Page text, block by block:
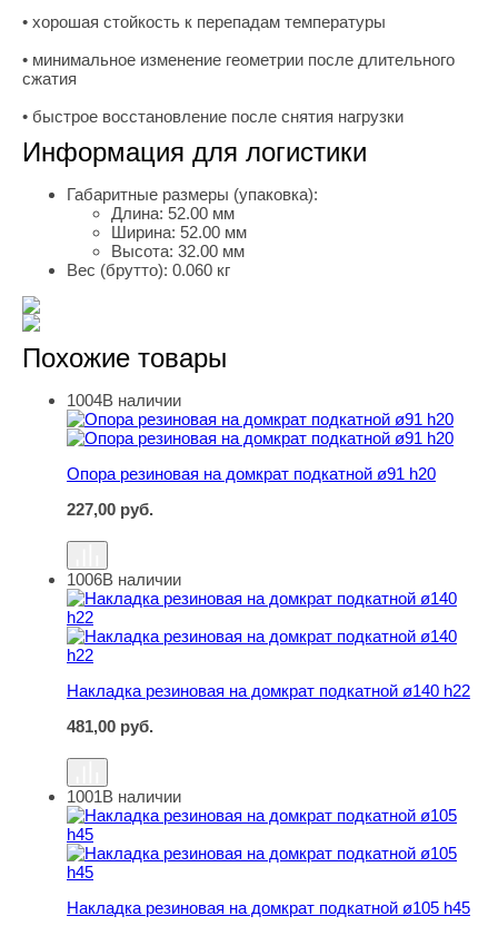
• хорошая стойкость к перепадам температуры
• минимальное изменение геометрии после длительного
сжатия
• быстрое восстановление после снятия нагрузки
Информация для логистики
Габаритные размеры (упаковка):
Длина: 52.00 мм
Ширина: 52.00 мм
Высота: 32.00 мм
Вес (брутто): 0.060 кг
Похожие товары
Опора резиновая на домкрат подкатной ø91 h20
1004В наличии
Опора резиновая на домкрат подкатной ø91 h20
227,00 руб.
Накладка резиновая на домкрат подкатной ø140 h22
1006В наличии
Накладка резиновая на домкрат подкатной ø140 h22
481,00 руб.
Накладка резиновая на домкрат подкатной ø105 h45
1001В наличии
Накладка резиновая на домкрат подкатной ø105 h45